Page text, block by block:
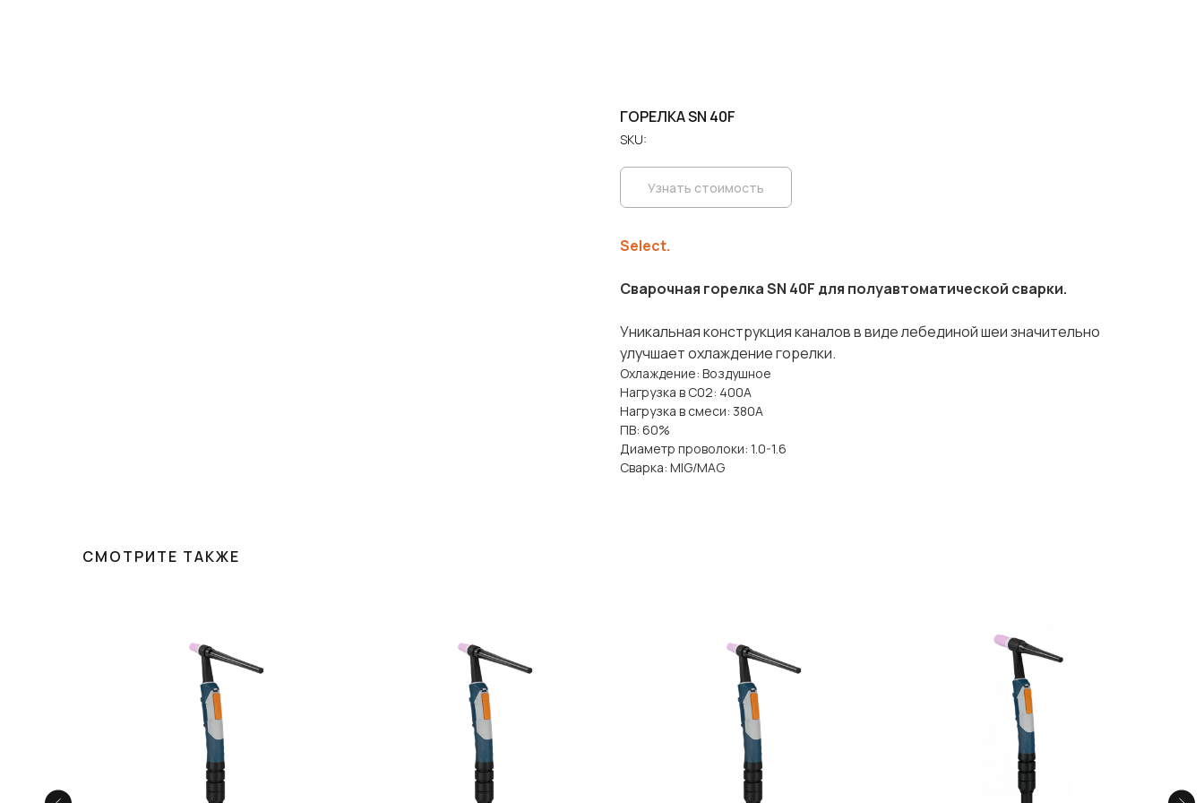
ГОРЕЛКА SN 40F
SKU:
Узнать стоимость
Select.
Сварочная горелка SN 40F для полуавтоматической сварки.
Уникальная конструкция каналов в виде лебединой шеи значительно
улучшает охлаждение горелки.
Охлаждение: Воздушное
Нагрузка в С02: 400А
Нагрузка в смеси: 380A
ПВ: 60%
Диаметр проволоки: 1.0-1.6
Сварка: MIG/MAG
СМОТРИТЕ ТАКЖЕ